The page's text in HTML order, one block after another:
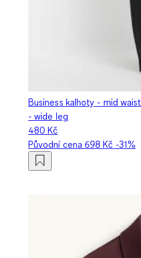
Business kalhoty - mid waist
- wide leg
480 Kč
Původní cena698 Kč -31%